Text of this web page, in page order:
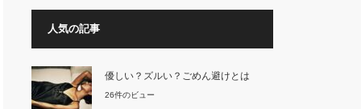
人気の記事
優しい？ズルい？ごめん避けとは
26件のビュー